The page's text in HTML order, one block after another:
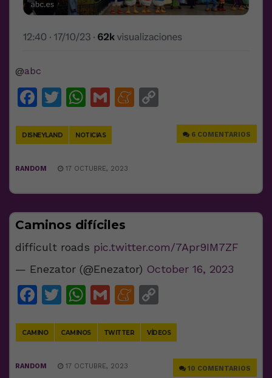
@abc
Facebook
Twitter
WhatsApp
GmailMeneame
DISNEYLAND NOTICIAS 6 COMENTARIOS
RANDOM 17 OCTUBRE, 2023
Caminos difíciles
difficult roads pic.twitter.com/7Apr9IM7ZF
— Enezator (@Enezator) October 16, 2023
Facebook
Twitter
WhatsApp
GmailMeneame
CAMINO CAMINOS TWITTER VÍDEOS
10 COMENTARIOS
RANDOM 17 OCTUBRE, 2023